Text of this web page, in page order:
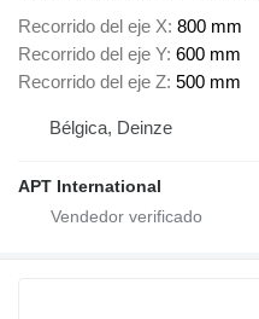
Recorrido del eje X 800 mm
Recorrido del eje Y 600 mm
Recorrido del eje Z 500 mm
Bélgica, Deinze
APT International